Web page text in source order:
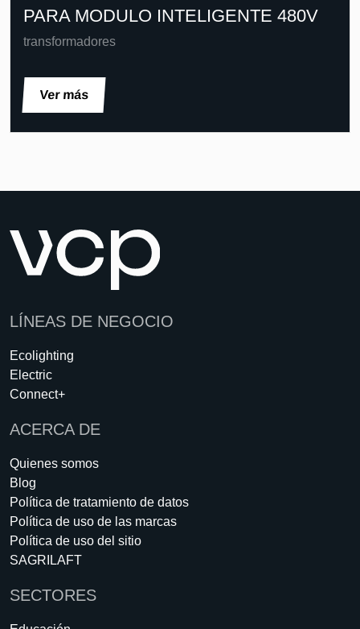
PARA MODULO INTELIGENTE 480V
transformadores
Ver más
LÍNEAS DE NEGOCIO
Ecolighting
Electric
Connect+
ACERCA DE
Quienes somos
Blog
Política de tratamiento de datos
Política de uso de las marcas
Política de uso del sitio
SAGRILAFT
SECTORES